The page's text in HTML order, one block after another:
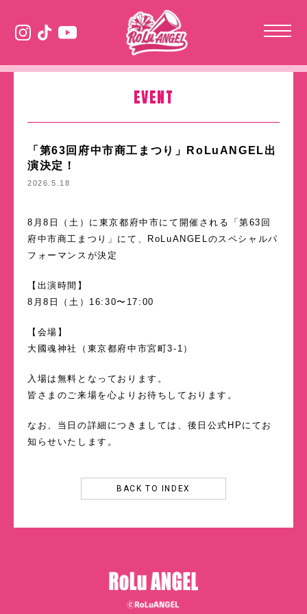
EVENT
「第63回府中市商工まつり」RoLuANGEL出
演決定！
2026.5.18
8月8日（土）に東京都府中市にて開催される「第63回
府中市商工まつり」にて、RoLuANGELのスペシャルパ
フォーマンスが決定
【出演時間】
8月8日（土）16:30〜17:00
【会場】
大國魂神社（東京都府中市宮町3-1）
入場は無料となっております。
皆さまのご来場を心よりお待ちしております。
なお、当日の詳細につきましては、後日公式HPにてお
知らせいたします。
BACK TO INDEX